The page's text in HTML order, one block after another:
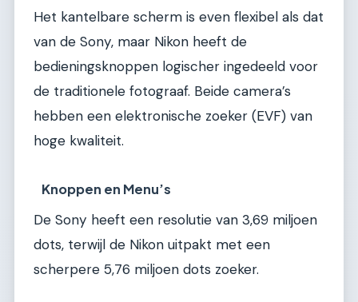
Het kantelbare scherm is even flexibel als dat
van de Sony, maar Nikon heeft de
bedieningsknoppen logischer ingedeeld voor
de traditionele fotograaf. Beide camera’s
hebben een elektronische zoeker (EVF) van
hoge kwaliteit.
Knoppen en Menu’s
De Sony heeft een resolutie van 3,69 miljoen
dots, terwijl de Nikon uitpakt met een
scherpere 5,76 miljoen dots zoeker.